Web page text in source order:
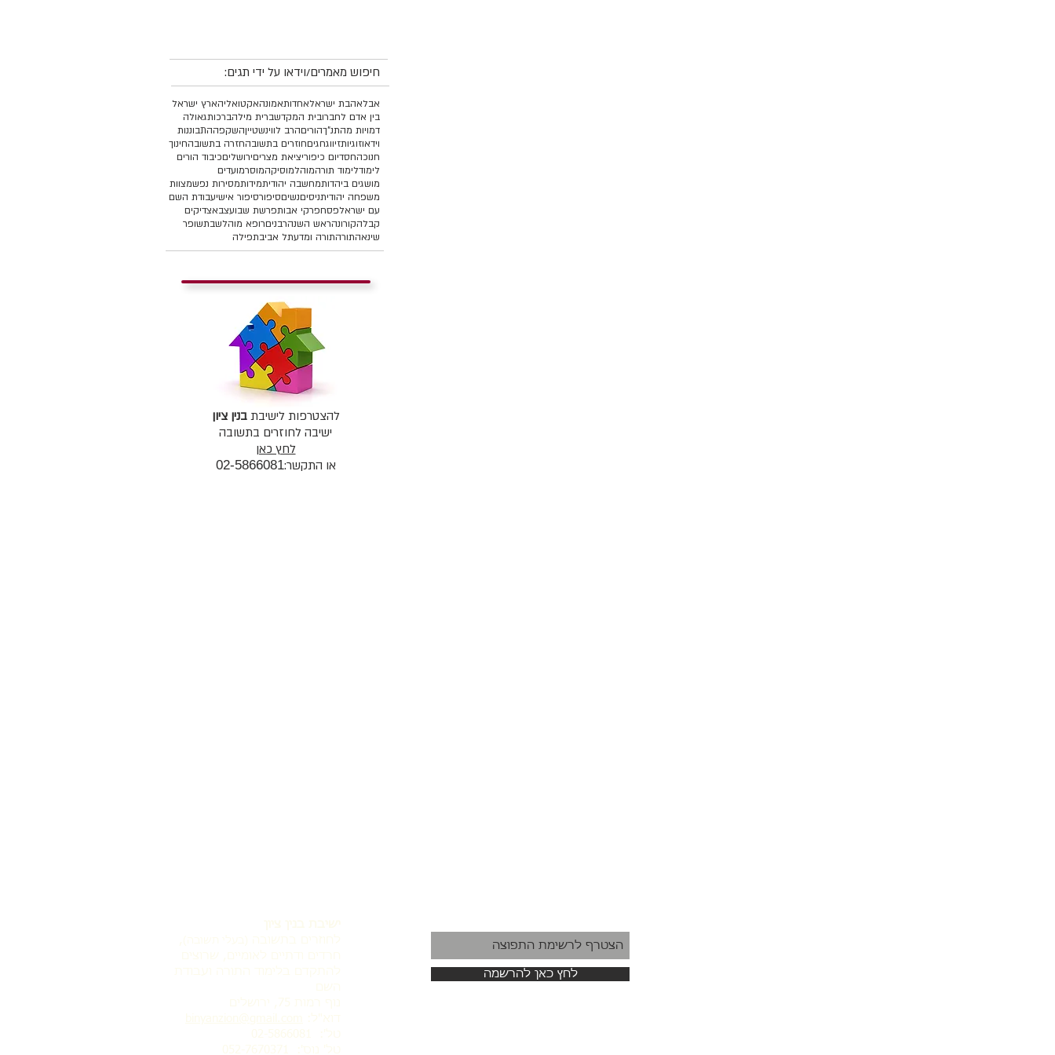
חיפוש מאמרים/וידאו על ידי תגים:
אבלאהבת ישראלאחדותאמונהאקטואליהארץ ישראל
בין אדם לחברובית המקדשברית מילהברכותגאולה
דמויות מהתנ"ךהוריםהרב לווינשטייןהשקפההתבוננות
וידאוזוגיותזיווגחגיםחוזרים בתשובהחזרה בתשובהחינוך
חנוכהחסדיום כיפוריציאת מצריםירושליםכיבוד הורים
לימודלימוד תורהמוהלמוסיקהמוסרמועדים
מושגים ביהדותמחשבה יהודיתמידותמסירות נפשמצוות
משפחה יהודיתניסיםנשיםסיפורסיפור אישיעבודת השם
עם ישראלפסחפרקי אבותפרשת שבועצבאצדיקים
קבלהקורונהראש השנהרבניםרופא מוהלשבתשופר
שינאהתורהתורה ומדעתל אביבתפילה
להצטרפות לישיבתבנין ציון
ישיבה לחוזרים בתשובה
לחץ כאן
או התקשר:02-5866081
לחץ כאן להרשמה